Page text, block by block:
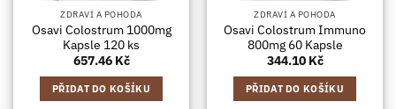
ZDRAVÍ A POHODA
Osavi Colostrum 1000mg
Kapsle 120 ks
657.46 Kč
PŘIDAT DO KOŠÍKU
ZDRAVÍ A POHODA
Osavi Colostrum Immuno
800mg 60 Kapsle
344.10 Kč
PŘIDAT DO KOŠÍKU